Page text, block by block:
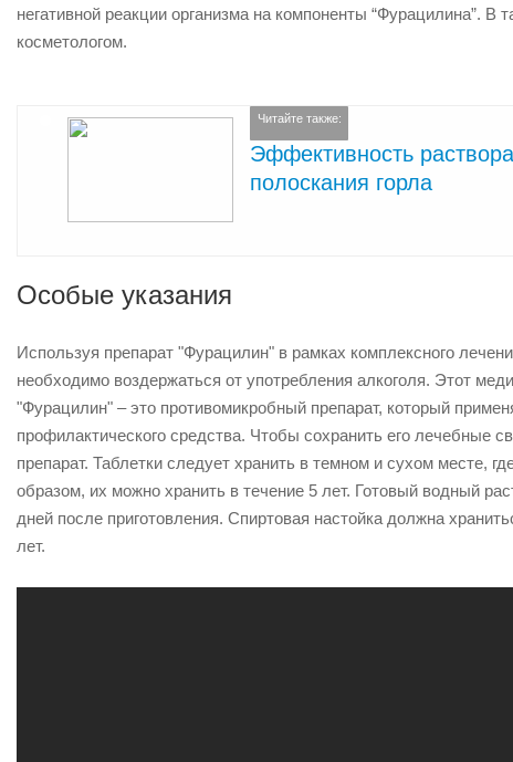
негативной реакции организма на компоненты “Фурацилина”.
косметологом.
Читайте также:
Эффективность
полоскания горла
Особые указания
Используя препарат "Фурацилин" в рамках комплексного
необходимо воздержаться от употребления алкоголя. Этот
"Фурацилин" – это противомикробный препарат, который
профилактического средства. Чтобы сохранить его лечебные
препарат. Таблетки следует хранить в темном и сухом месте,
образом, их можно хранить в течение 5 лет. Готовый водный
дней после приготовления. Спиртовая настойка должна
лет.